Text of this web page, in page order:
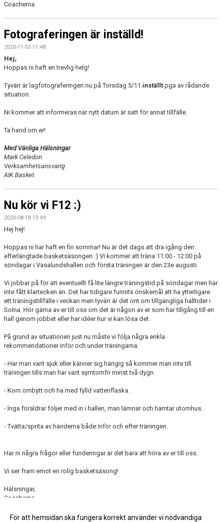
Coacherna
Fotograferingen är inställd!
2020-11-03 11:48
Hej,
Hoppas ni haft en trevlig helg!
Tyvärr är lagfotograferingen nu på Torsdag 5/11 inställt pga av rådande
situation.
Ni kommer att informeras när nytt datum är satt för annat tillfälle.
Ta hand om er!
Med Vänliga Hälsningar
Mark Celedon
Verksamhetsansvarig
AIK Basket
Nu kör vi F12 :)
2020-08-18 10:49
Hej hej!
Hoppas ni har haft en fin sommar! Nu är det dags att dra igång den
efterlängtade basketsäsongen :) Vi kommer att träna 11:00 - 12:00 på
söndagar i Vasalundshallen och första träningen är den 23e augusti.
Vi jobbar på för att eventuellt få lite längre träningstid på söndagar men har
inte fått klartecken än. Det har tidigare funnits önskemål att ha ytterligare
ett träningstillfälle i veckan men tyvärr är det ont om tillgängliga halltider i
Solna. Hör gärna av er till oss om det är någon av er som har tillgång till en
hall genom jobbet eller har idéer hur vi kan lösa det.
På grund av situationen just nu måste vi följa några enkla
rekommendationer inför och under träningarna:
- Har man varit sjuk eller känner sig hängig så kommer man inte till
träningen tills man har varit symtomfri minst två dygn.
- Kom ombytt och ha med fylld vattenflaska.
- Inga föräldrar följer med in i hallen, man lämnar och hämtar utomhus.
- Tvätta/sprita av händerna både inför och efter träningen.
Har ni några frågor eller funderingar är det bara att höra av er till oss.
Vi ser fram emot en rolig basketsäsong!
Hälsningar,
Coacherna
För att hemsidan ska fungera korrekt använder vi nödvändiga